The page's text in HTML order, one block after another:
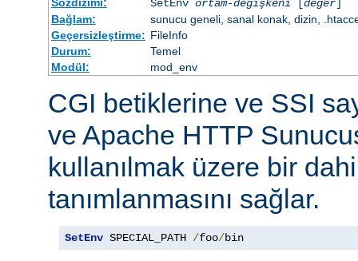
Sözdizimi:
SetEnv ortam-değişkeni [değer]
Bağlam:
sunucu geneli, sanal konak, dizin,
Geçersizleştirme: FileInfo
Durum:
Temel
Modül:
mod_env
CGI betiklerine ve SSI
ve Apache HTTP
kullanılmak üzere bir
tanımlanmasını sağlar.
SetEnv SPECIAL_PATH /foo/bin